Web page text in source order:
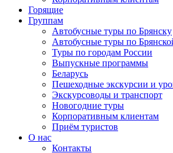
Горящие
Группам
Автобусные туры по Брянску
Автобусные туры по
Туры по городам России
Выпускные программы
Беларусь
Пешеходные экскурсии и
Экскурсоводы и транспорт
Новогодние туры
Корпоративным клиентам
Приём туристов
О нас
Контакты